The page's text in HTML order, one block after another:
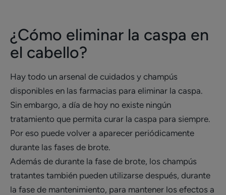
¿Cómo eliminar la caspa en
el cabello?
Hay todo un arsenal de cuidados y champús
disponibles en las farmacias para eliminar la caspa.
Sin embargo, a día de hoy no existe ningún
tratamiento que permita curar la caspa para siempre.
Por eso puede volver a aparecer periódicamente
durante las fases de brote.
Además de durante la fase de brote, los champús
tratantes también pueden utilizarse después, durante
la fase de mantenimiento, para mantener los efectos a